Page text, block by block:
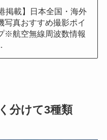
掲載】日本全国・海外
写真おすすめ撮影ポイ
※航空無線周波数情報
分けて3種類